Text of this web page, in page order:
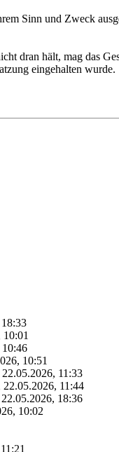
Sinn und Zweck
dran hält, mag das
eingehalten wurde.
10:46
10:51
22.05.2026, 11:33
22.05.2026, 11:44
22.05.2026, 18:36
10:02